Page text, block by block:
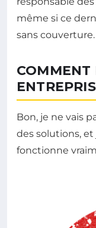
même si ce
sans couverture.
COMMENT
Bon, je ne vais
des solutions, et
fonctionne